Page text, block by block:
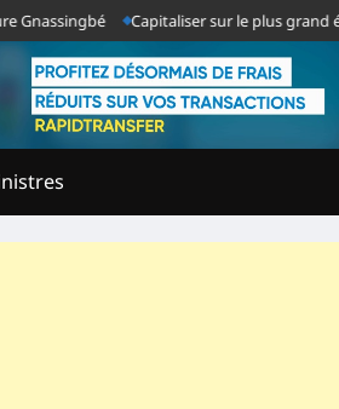
Capitaliser sur le plus grand échec